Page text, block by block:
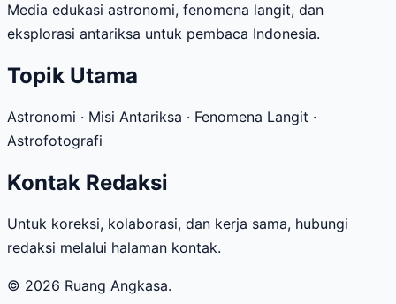
Media edukasi astronomi, fenomena langit, dan
eksplorasi antariksa untuk pembaca Indonesia.
Topik Utama
Astronomi · Misi Antariksa · Fenomena Langit ·
Astrofotografi
Kontak Redaksi
Untuk koreksi, kolaborasi, dan kerja sama, hubungi
redaksi melalui halaman kontak.
© 2026 Ruang Angkasa.